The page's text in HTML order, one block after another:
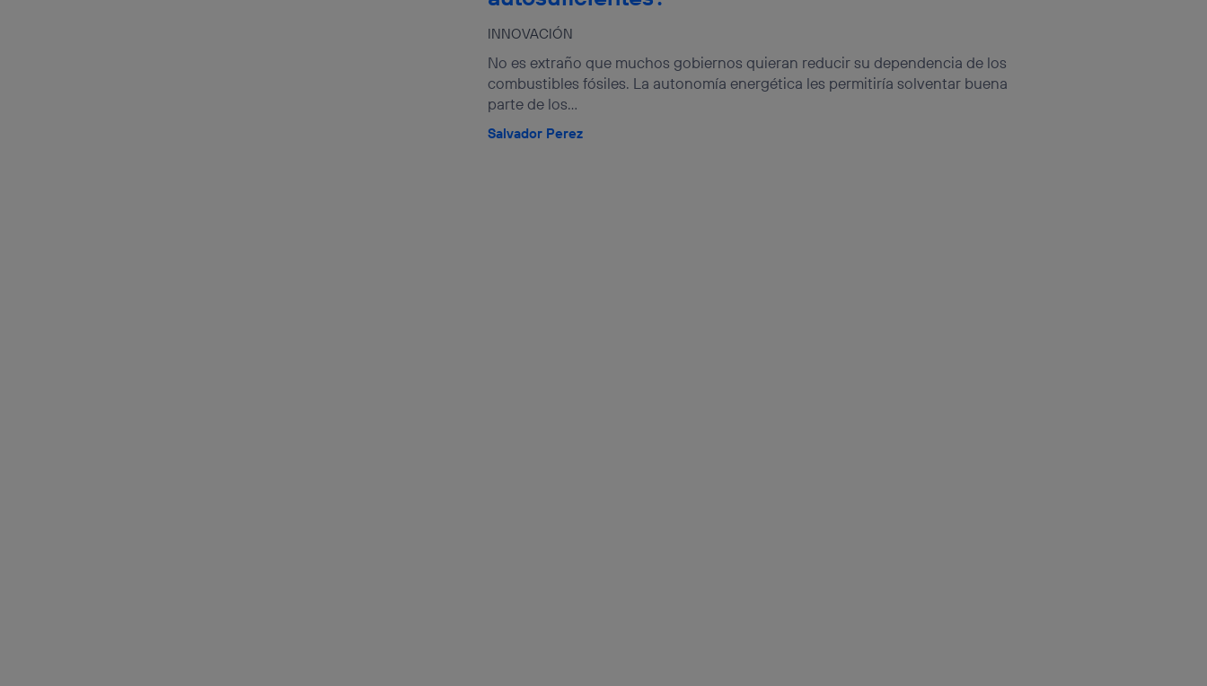
INNOVACIÓN
No es extraño que muchos gobiernos quieran reducir su dependencia de los
combustibles fósiles. La autonomía energética les permitiría solventar buena
parte de los...
Salvador Perez